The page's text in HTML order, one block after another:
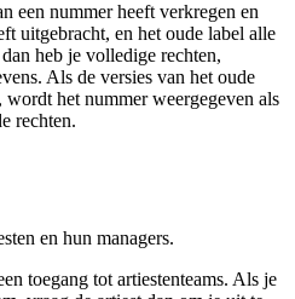
een nummer heeft verkregen en
uitgebracht, en het oude label alle
heb je volledige rechten,
Als de versies van het oude
het nummer weergegeven als
rechten.
en hun managers.
toegang tot artiestenteams. Als je